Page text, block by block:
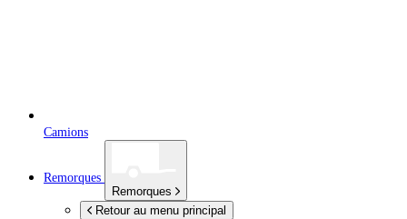
Camions
Remorques
Remorques
Retour au menu principal